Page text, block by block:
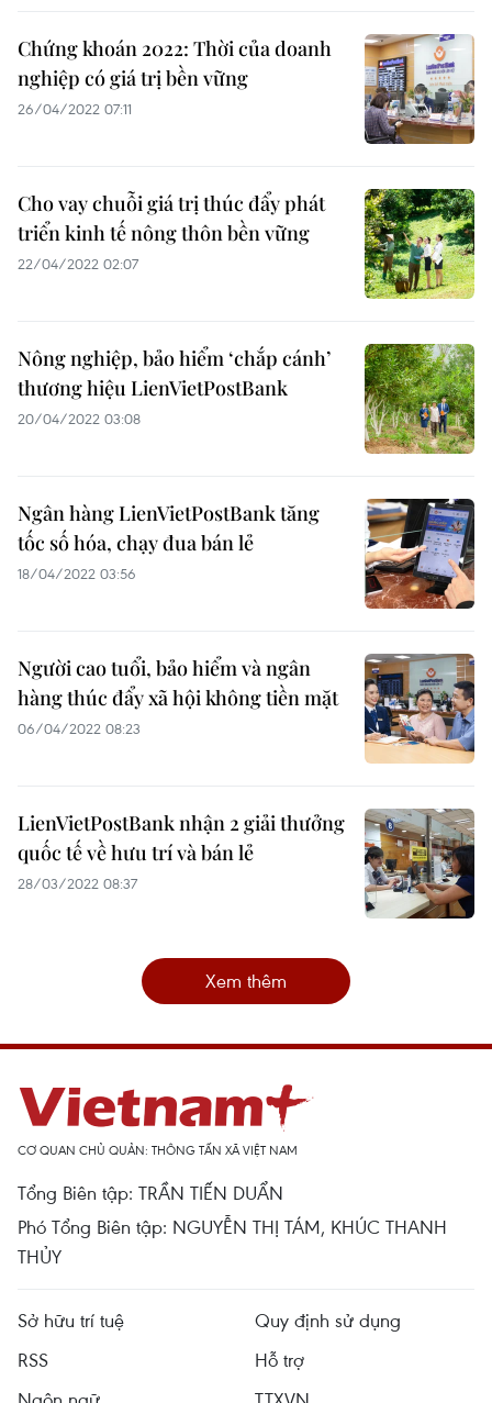
Chứng khoán 2022: Thời của doanh
nghiệp có giá trị bền vững
26/04/2022 07:11
Cho vay chuỗi giá trị thúc đẩy phát
triển kinh tế nông thôn bền vững
22/04/2022 02:07
Nông nghiệp, bảo hiểm ‘chắp cánh’
thương hiệu LienVietPostBank
20/04/2022 03:08
Ngân hàng LienVietPostBank tăng
tốc số hóa, chạy đua bán lẻ
18/04/2022 03:56
Người cao tuổi, bảo hiểm và ngân
hàng thúc đẩy xã hội không tiền mặt
06/04/2022 08:23
LienVietPostBank nhận 2 giải thưởng
quốc tế về hưu trí và bán lẻ
28/03/2022 08:37
Xem thêm
CƠ QUAN CHỦ QUẢN: THÔNG TẤN XÃ VIỆT NAM
Tổng Biên tập: TRẦN TIẾN DUẨN
Phó Tổng Biên tập: NGUYỄN THỊ TÁM, KHÚC THANH
THỦY
Sở hữu trí tuệ
Quy định sử dụng
RSS
Hỗ trợ